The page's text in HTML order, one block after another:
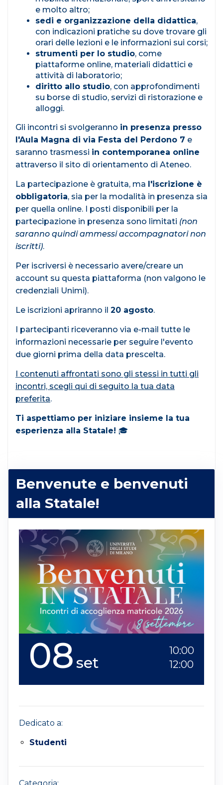
e molto altro;
sedi e organizzazione della didattica,
con indicazioni pratiche su dove trovare gli
orari delle lezioni e le informazioni sui corsi;
strumenti per lo studio, come
piattaforme online, materiali didattici e
attività di laboratorio;
diritto allo studio, con approfondimenti
su borse di studio, servizi di ristorazione e
alloggi.
Gli incontri si svolgeranno in presenza presso
l'Aula Magna di via Festa del Perdono 7 e
saranno trasmessi in contemporanea online
attraverso il sito di orientamento di Ateneo.
La partecipazione è gratuita, ma l'iscrizione è
obbligatoria, sia per la modalità in presenza sia
per quella online. I posti disponibili per la
partecipazione in presenza sono limitati (non
saranno quindi ammessi accompagnatori non
iscritti).
Per iscriversi è necessario avere/creare un
account su questa piattaforma (non valgono le
credenziali Unimi).
Le iscrizioni apriranno il 20 agosto.
I partecipanti riceveranno via e-mail tutte le
informazioni necessarie per seguire l'evento
due giorni prima della data prescelta.
I contenuti affrontati sono gli stessi in tutti gli
incontri, scegli qui di seguito la tua data
preferita.
Ti aspettiamo per iniziare insieme la tua
esperienza alla Statale! 🎓
Benvenute e benvenuti
alla Statale!
08set
10:00
12:00
Dedicato a:
Studenti